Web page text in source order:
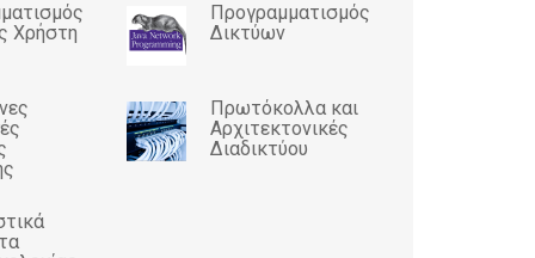
Χρήστη
Προγραμματισμός
Δικτύων
Πρωτόκολλα και
Αρχιτεκτονικές
Διαδικτύου